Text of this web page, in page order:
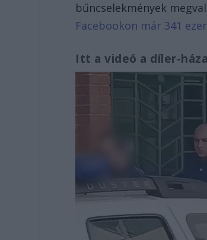
bűncselekmények
Facebookon már 341
Itt a videó a díler-